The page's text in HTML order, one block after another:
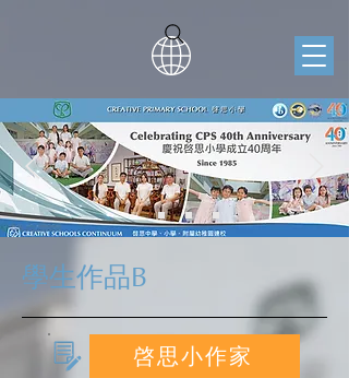
學生作品B
啓思小作家